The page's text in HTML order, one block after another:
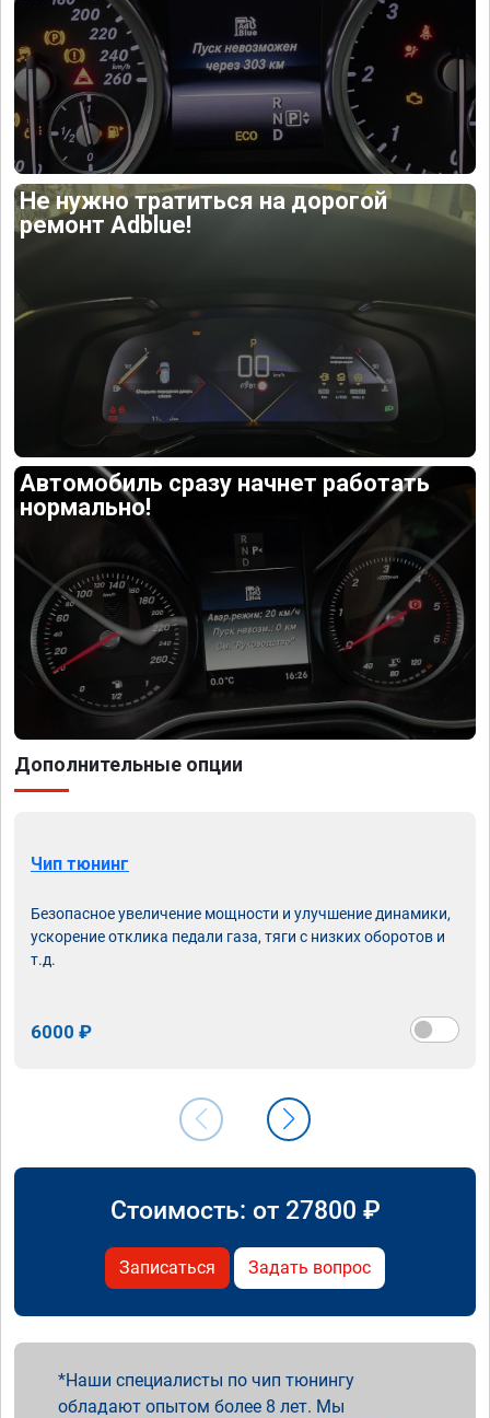
Не нужно тратиться на дорогой
ремонт Adblue!
Автомобиль сразу начнет работать
нормально!
Дополнительные опции
Чип тюнинг
Безопасное увеличение мощности и улучшение динамики,
ускорение отклика педали газа, тяги с низких оборотов и
т.д.
6000 ₽
Стоимость: от 27800 ₽
Записаться Задать вопрос
Наши специалисты по чип тюнингу
обладают опытом более 8 лет. Мы